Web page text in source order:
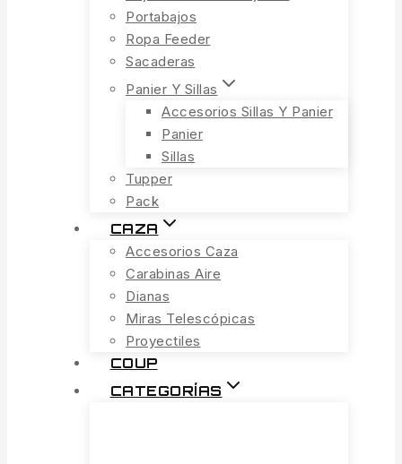
Portabajos
Ropa Feeder
Sacaderas
Panier Y Sillas
Accesorios Sillas Y Panier
Panier
Sillas
Tupper
Pack
CAZA
Accesorios Caza
Carabinas Aire
Dianas
Miras Telescópicas
Proyectiles
COUP
CATEGORÍAS